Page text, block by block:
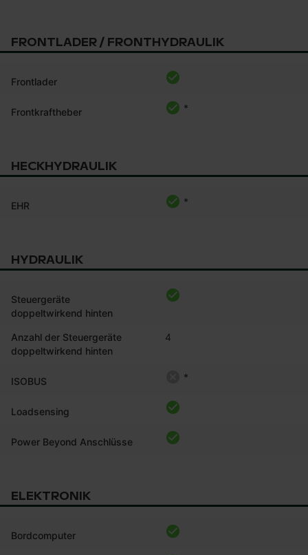
FRONTLADER / FRONTHYDRAULIK
Frontlader
Frontkraftheber *
HECKHYDRAULIK
EHR *
HYDRAULIK
Steuergeräte
doppeltwirkend hinten
Anzahl der Steuergeräte
doppeltwirkend hinten
4
ISOBUS *
Loadsensing
Power Beyond Anschlüsse
ELEKTRONIK
Bordcomputer